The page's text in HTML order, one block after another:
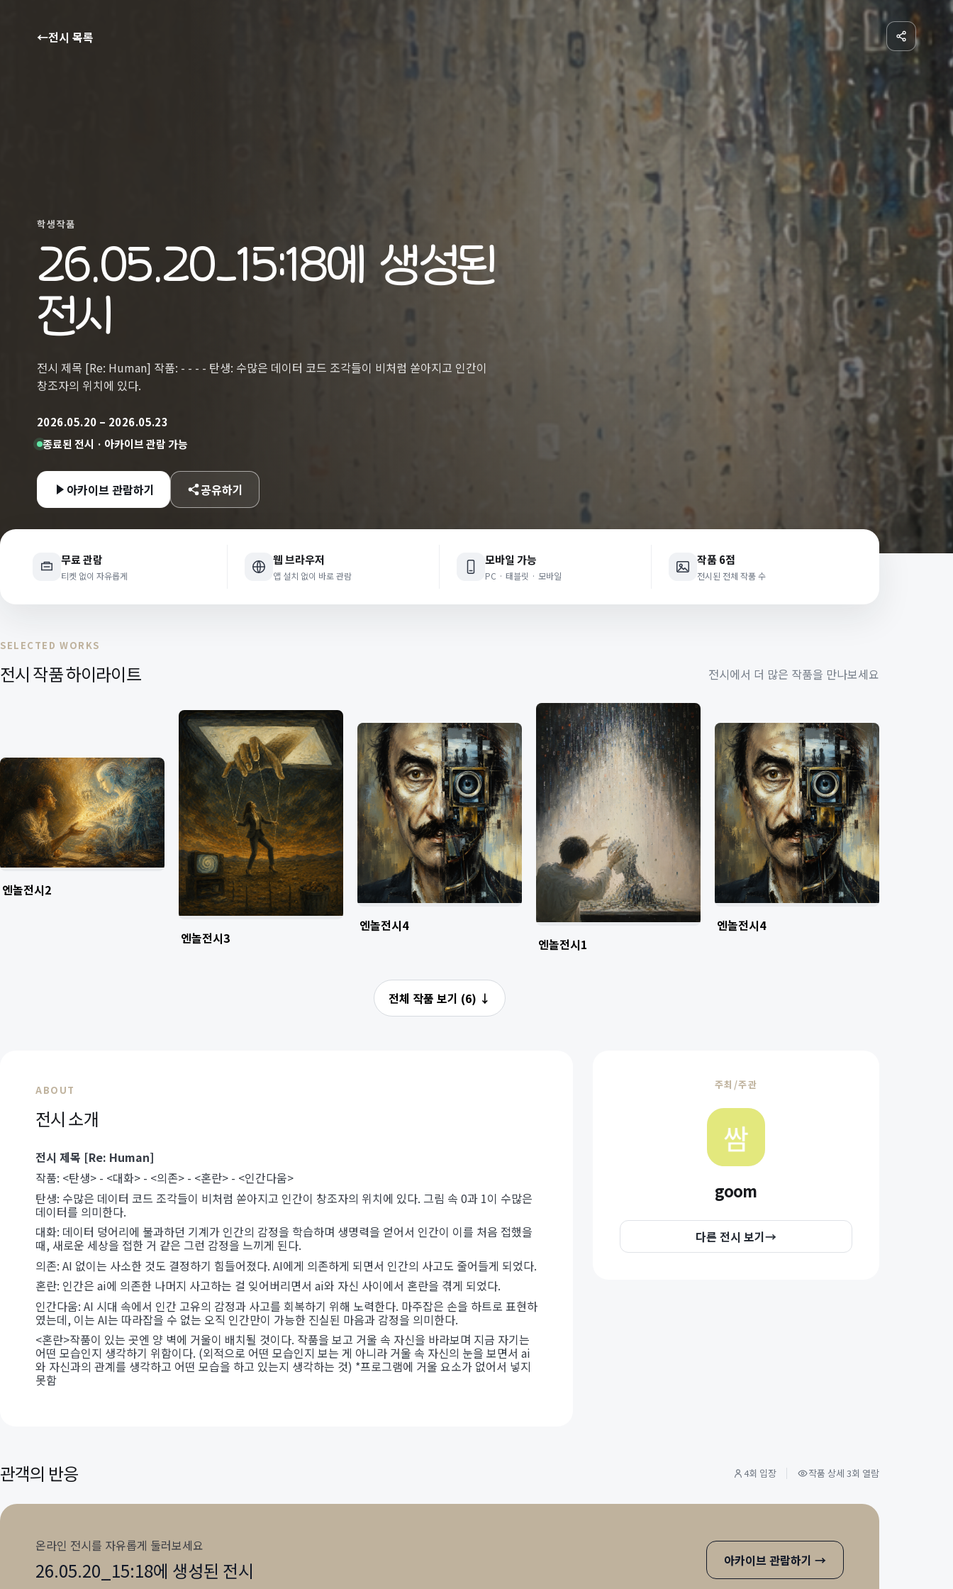
←전시 목록
학생작품
26.05.20_15:18에 생성된
전시
전시 제목 [Re: Human] 작품: - - - - 탄생: 수많은 데이터 코드 조각들이 비처럼 쏟아지고 인간이
창조자의 위치에 있다.
2026.05.20 – 2026.05.23
종료된 전시 · 아카이브 관람 가능
아카이브 관람하기 공유하기
무료 관람
티켓 없이 자유롭게
웹 브라우저
앱 설치 없이 바로 관람
모바일 가능
PC · 태블릿 · 모바일
작품 6점
전시된 전체 작품 수
SELECTED WORKS
전시 작품 하이라이트 전시에서 더 많은 작품을 만나보세요
엔놀전시2
엔놀전시3
엔놀전시4
엔놀전시1
엔놀전시4
전체 작품 보기 (6) ↓
ABOUT
전시 소개
전시 제목 [Re: Human]
작품: <탄생> - <대화> - <의존> - <혼란> - <인간다움>
탄생: 수많은 데이터 코드 조각들이 비처럼 쏟아지고 인간이 창조자의 위치에 있다. 그림 속 0과 1이 수많은
데이터를 의미한다.
대화: 데이터 덩어리에 불과하던 기계가 인간의 감정을 학습하며 생명력을 얻어서 인간이 이를 처음 접했을
때, 새로운 세상을 접한 거 같은 그런 감정을 느끼게 된다.
의존: AI 없이는 사소한 것도 결정하기 힘들어졌다. AI에게 의존하게 되면서 인간의 사고도 줄어들게 되었다.
혼란: 인간은 ai에 의존한 나머지 사고하는 걸 잊어버리면서 ai와 자신 사이에서 혼란을 겪게 되었다.
인간다움: AI 시대 속에서 인간 고유의 감정과 사고를 회복하기 위해 노력한다. 마주잡은 손을 하트로 표현하
였는데, 이는 AI는 따라잡을 수 없는 오직 인간만이 가능한 진실된 마음과 감정을 의미한다.
<혼란>작품이 있는 곳엔 양 벽에 거울이 배치될 것이다. 작품을 보고 거울 속 자신을 바라보며 지금 자기는
어떤 모습인지 생각하기 위함이다. (외적으로 어떤 모습인지 보는 게 아니라 거울 속 자신의 눈을 보면서 ai
와 자신과의 관계를 생각하고 어떤 모습을 하고 있는지 생각하는 것) *프로그램에 거울 요소가 없어서 넣지
못함
주최/주관
goom
다른 전시 보기→
관객의 반응 4회 입장 작품 상세 3회 열람
온라인 전시를 자유롭게 둘러보세요
26.05.20_15:18에 생성된 전시 아카이브 관람하기 →